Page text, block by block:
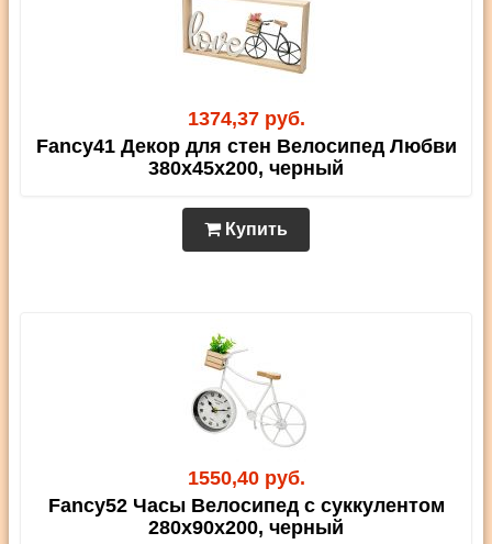
1374,37 руб.
Fancy41 Декор для стен Велосипед Любви
380х45х200, черный
Купить
1550,40 руб.
Fancy52 Часы Велосипед с суккулентом
280х90х200, черный